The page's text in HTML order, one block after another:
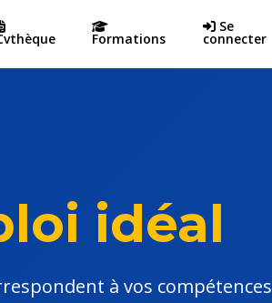
Formations
Se
connecter
idéal
à vos compétences